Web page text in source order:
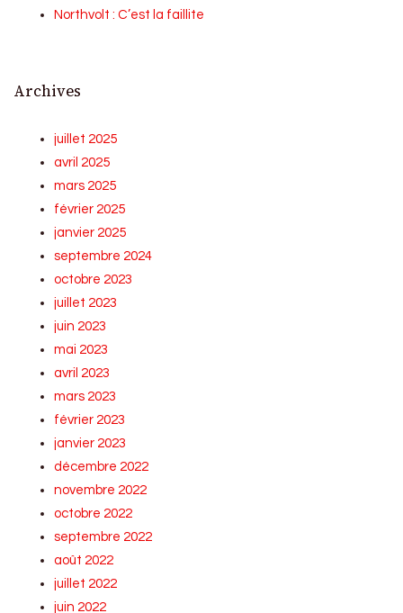
Northvolt : C’est la faillite
Archives
juillet 2025
avril 2025
mars 2025
février 2025
janvier 2025
septembre 2024
octobre 2023
juillet 2023
juin 2023
mai 2023
avril 2023
mars 2023
février 2023
janvier 2023
décembre 2022
novembre 2022
octobre 2022
septembre 2022
août 2022
juillet 2022
juin 2022